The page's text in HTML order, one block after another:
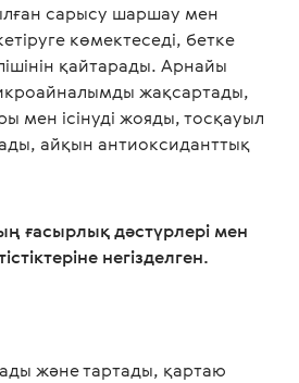
сарысу шаршау мен
көмектеседі, бетке
қайтарады. Арнайы
жақсартады,
мен ісінуді жояды, тосқауыл
айқын антиоксиданттық
ғасырлық дәстүрлері мен
негізделген.
және тартады, қартаю